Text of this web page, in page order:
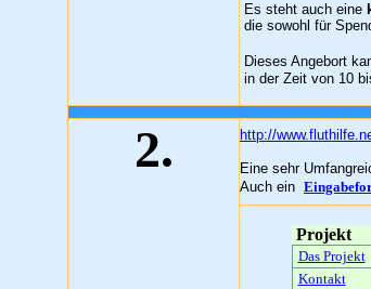
Es steht auch eine
die sowohl für
Dieses Angebort
in der Zeit von 10
2. http://
Eine sehr
Auch ein
Projekt
Das Projekt
Kontakt